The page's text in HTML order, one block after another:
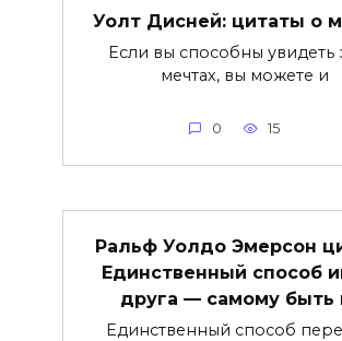
Уолт Дисней: цитаты о
Если вы способны увидеть
мечтах, вы можете и
0 15
Ральф Уолдо Эмерсон
Единственный способ
друга — самому быть
Единственный способ